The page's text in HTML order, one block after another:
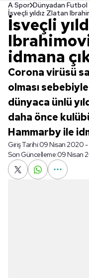
A Spor Dünyadan
İsveçli yıldız Zlatan
İsveçli
idmana
Corona virüsü
olması
dünyaca ünlü
daha önce
Hammarby ile
Giriş Tarihi:09 Nisan 2020 -
Son Güncelleme:09 Nisan